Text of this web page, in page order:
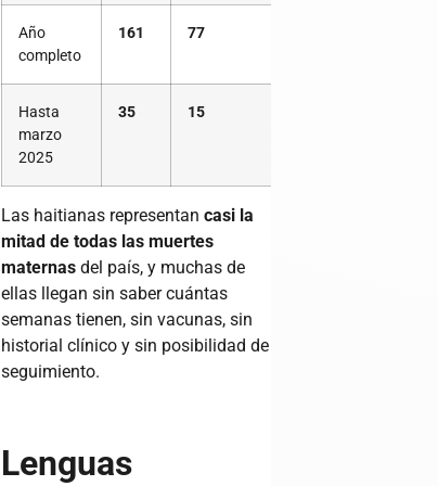
Año
completo
161 77
Hasta
marzo
2025
35 15
Las haitianas representan casi la
mitad de todas las muertes
maternasdel país, y muchas de
ellas llegan sin saber cuántas
semanas tienen, sin vacunas, sin
historial clínico y sin posibilidad de
seguimiento.
Lenguas